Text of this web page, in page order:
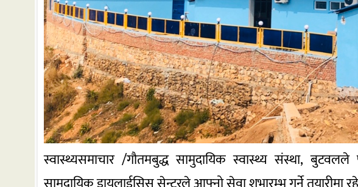
स्वास्थ्यसमाचार /गौतमबुद्ध सामुदायिक स्वास्थ्य संस्था, बुटवलले